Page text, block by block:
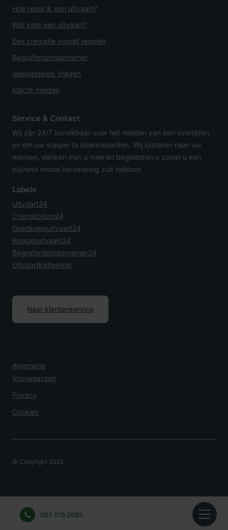
Overlijden Melden?
24 uur per dag bereikbaar
085 016 0685
Hoe regel ik een uitvaart?
Wat kost een uitvaart?
Een crematie vooraf regelen
Begrafenisondernemer
Veelgestelde Vragen
Klacht melden
Service & Contact
Wij zijn 24/7 bereikbaar voor het melden van een overlijden
en om uw vragen te beantwoorden. Wij luisteren naar uw
wensen, denken met u mee en begeleiden u zodat u een
blijvend mooie herinnering zult hebben
Labels
Uitvaart24
Crematorium24
Goedkopeuitvaart24
Budgetuitvaart24
Begrafenisondernemer24
Uitvaartkistwinkel
Naar klantenservice
Algemene
Voorwaarden
Privacy
Cookies
© Copyright 2022